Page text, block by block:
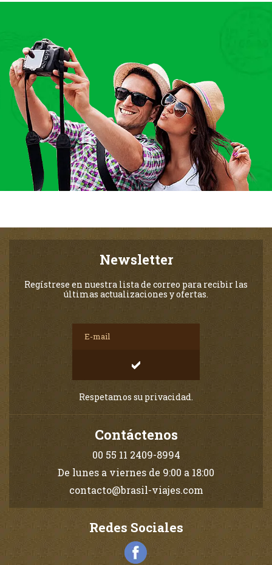
Newsletter
Regístrese en nuestra lista de correo para recibir las
últimas actualizaciones y ofertas.
Respetamos su privacidad.
Contáctenos
00 55 11 2409-8994
De lunes a viernes de 9:00 a 18:00
contacto@brasil-viajes.com
Redes Sociales